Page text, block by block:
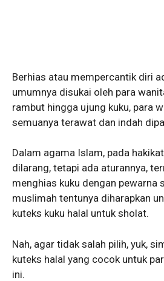
Berhias atau mempercantik diri
umumnya disukai oleh para
rambut hingga ujung kuku, para
semuanya terawat dan indah
Dalam agama Islam, pada
dilarang, tetapi ada aturannya,
menghias kuku dengan pewarna
muslimah tentunya diharapkan
kuteks kuku halal untuk sholat.
Nah, agar tidak salah pilih, yuk,
kuteks halal yang cocok untuk
ini.